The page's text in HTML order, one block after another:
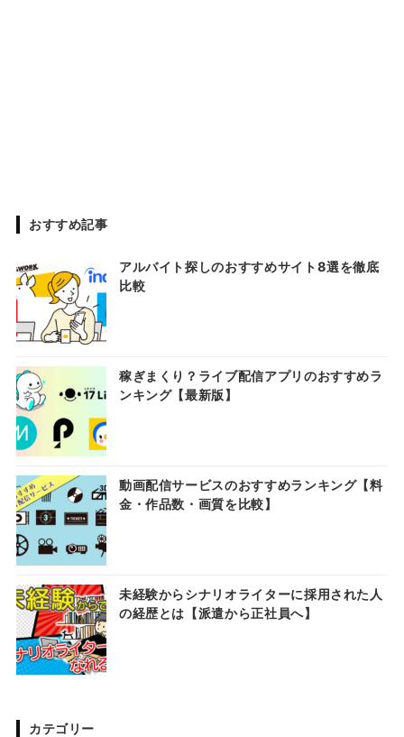
おすすめ記事
アルバイト探しのおすすめサイト8選を徹底
比較
稼ぎまくり？ライブ配信アプリのおすすめラ
ンキング【最新版】
動画配信サービスのおすすめランキング【料
金・作品数・画質を比較】
未経験からシナリオライターに採用された人
の経歴とは【派遣から正社員へ】
カテゴリー